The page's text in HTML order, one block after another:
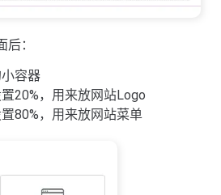
：
容器
20%，用来放网站Logo
80%，用来放网站菜单